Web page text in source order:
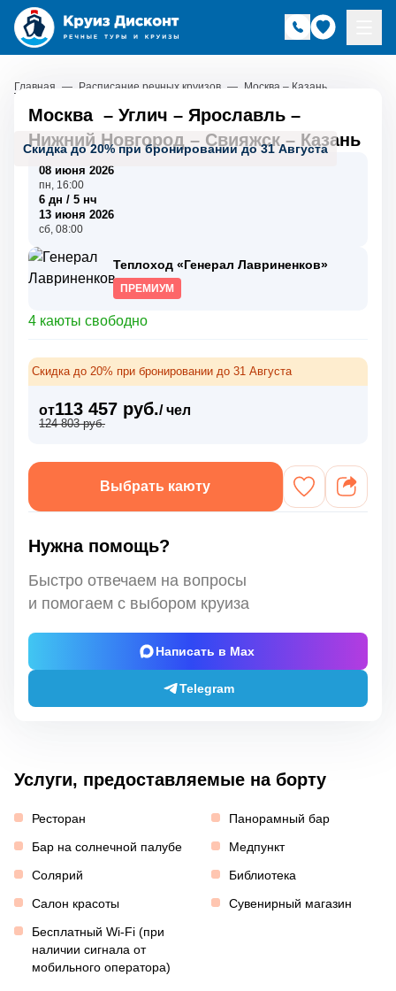
Главная — Расписание речных круизов — Москва – Казань
Скидка до 20% при бронировании до 31 Августа
Москва – Углич – Ярославль –
Нижний Новгород – Свияжск– Казань
08 июня 2026
пн, 16:00
6 дн / 5 нч
13 июня 2026
сб, 08:00
Теплоход «Генерал Лавриненков»
ПРЕМИУМ
4 каюты свободно
Скидка до 20% при бронировании до 31 Августа
от113 457 руб./ чел
124 803 руб.
Выбрать каюту
Нужна помощь?
Быстро отвечаем на вопросы
и помогаем с выбором круиза
Написать в Max
Telegram
Услуги, предоставляемые на борту
Ресторан
Панорамный бар
Бар на солнечной палубе
Медпункт
Солярий
Библиотека
Салон красоты
Сувенирный магазин
Бесплатный Wi-Fi (при
наличии сигнала от
мобильного оператора)